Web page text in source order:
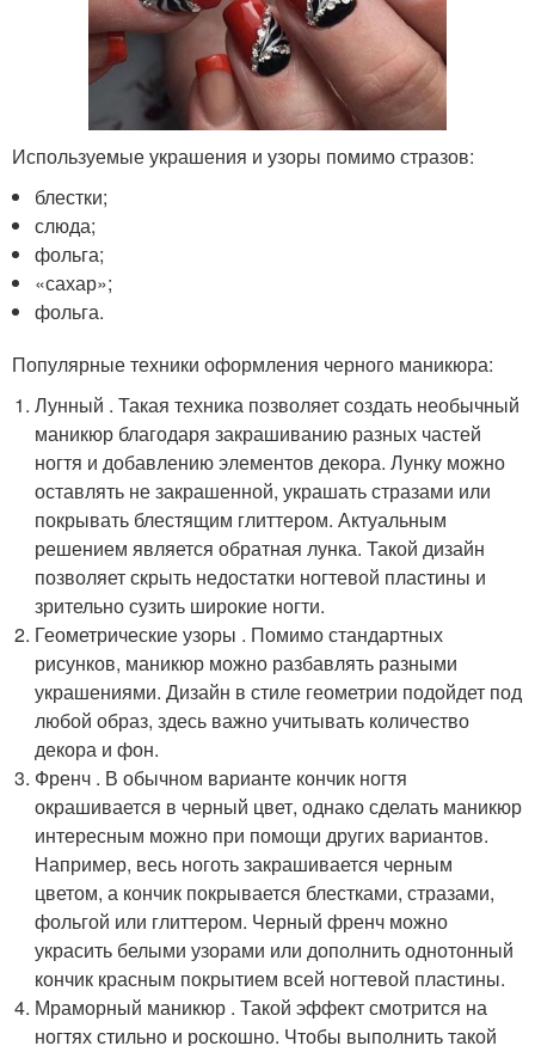
Используемые украшения и узоры помимо стразов:
блестки;
слюда;
фольга;
«сахар»;
фольга.
Популярные техники оформления черного маникюра:
Лунный . Такая техника позволяет создать необычный
маникюр благодаря закрашиванию разных частей
ногтя и добавлению элементов декора. Лунку можно
оставлять не закрашенной, украшать стразами или
покрывать блестящим глиттером. Актуальным
решением является обратная лунка. Такой дизайн
позволяет скрыть недостатки ногтевой пластины и
зрительно сузить широкие ногти.
Геометрические узоры . Помимо стандартных
рисунков, маникюр можно разбавлять разными
украшениями. Дизайн в стиле геометрии подойдет под
любой образ, здесь важно учитывать количество
декора и фон.
Френч . В обычном варианте кончик ногтя
окрашивается в черный цвет, однако сделать маникюр
интересным можно при помощи других вариантов.
Например, весь ноготь закрашивается черным
цветом, а кончик покрывается блестками, стразами,
фольгой или глиттером. Черный френч можно
украсить белыми узорами или дополнить однотонный
кончик красным покрытием всей ногтевой пластины.
Мраморный маникюр . Такой эффект смотрится на
ногтях стильно и роскошно. Чтобы выполнить такой